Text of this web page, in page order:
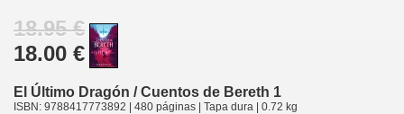
18.95 €
18.00 €
El Último Dragón / Cuentos de Bereth 1
ISBN: 9788417773892 | 480 páginas | Tapa dura | 0.72 kg